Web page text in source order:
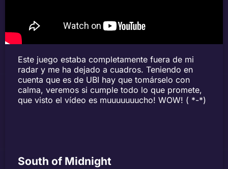
Este juego estaba completamente fuera de mi
radar y me ha dejado a cuadros. Teniendo en
cuenta que es de UBI hay que tomárselo con
calma, veremos si cumple todo lo que promete,
que visto el vídeo es muuuuuuucho! WOW! ( *-*)
South of Midnight